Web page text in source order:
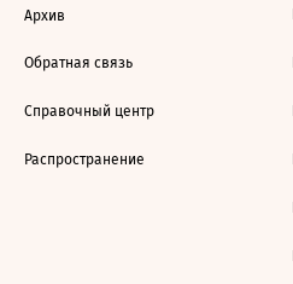
Архив
Обратная связь
Справочный центр
Распространение